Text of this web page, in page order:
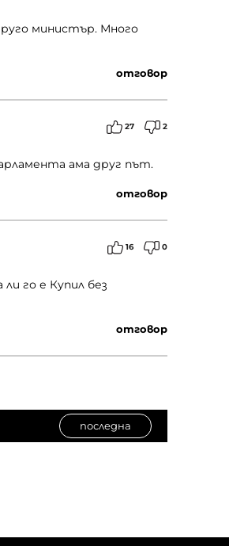
министър. Много
отговор
27 2
ама друг път.
отговор
16 0
го е Купил без
отговор
последна